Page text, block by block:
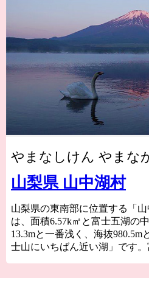
やまなしけん やまな
山梨県 山中湖村
山梨県の東南部に位置する「山
は、面積6.57k㎡と富士五湖の
13.3mと一番浅く、海抜980.5m
士山にいちばん近い湖」です